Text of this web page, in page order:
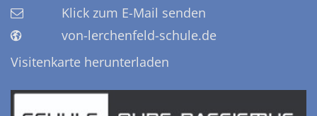
Klick zum E-Mail senden
von-lerchenfeld-schule.de
Visitenkarte herunterladen